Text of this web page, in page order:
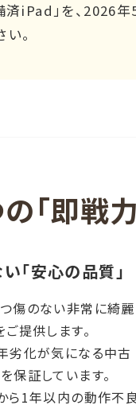
iPad」を、2026
。
「即戦
「安心の品質」
傷のない非常に綺麗
提供します。
劣化が気になる中古
保証しています。
ら1年以内の動作不